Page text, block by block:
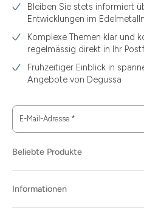
Bleiben Sie stets informiert
Entwicklungen im
Komplexe Themen klar und
regelmässig direkt in Ihr
Frühzeitiger Einblick in
Angebote von Degussa
E-Mail-Adresse *
Beliebte Produkte
Informationen